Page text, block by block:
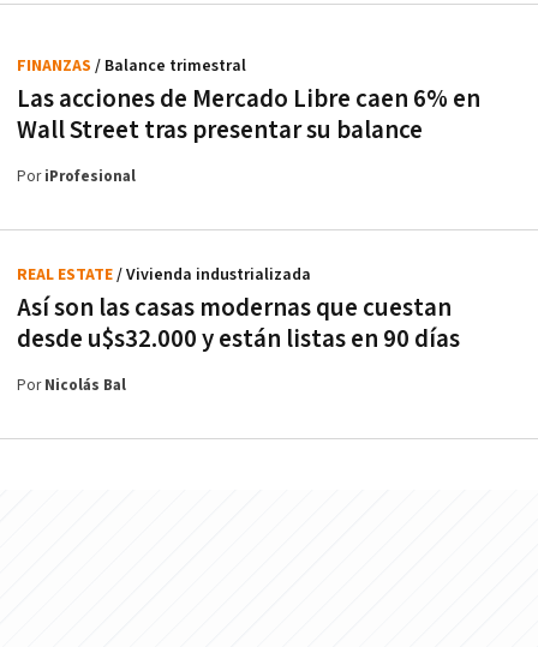
Las acciones de Mercado Libre caen 6% en
Wall Street tras presentar su balance
FINANZAS / Balance trimestral
PoriProfesional
Así son las casas modernas que cuestan
desde u$s32.000 y están listas en 90 días
REAL ESTATE/ Vivienda industrializada
PorNicolás Bal